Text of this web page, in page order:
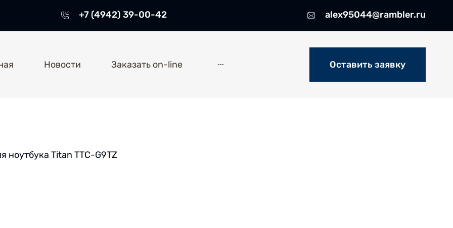
+7 (4942) 39-00-42 alex95044@rambler.ru
Новости Заказать on-line ... Оставить заявку
ноутбука Titan TTC-G9TZ